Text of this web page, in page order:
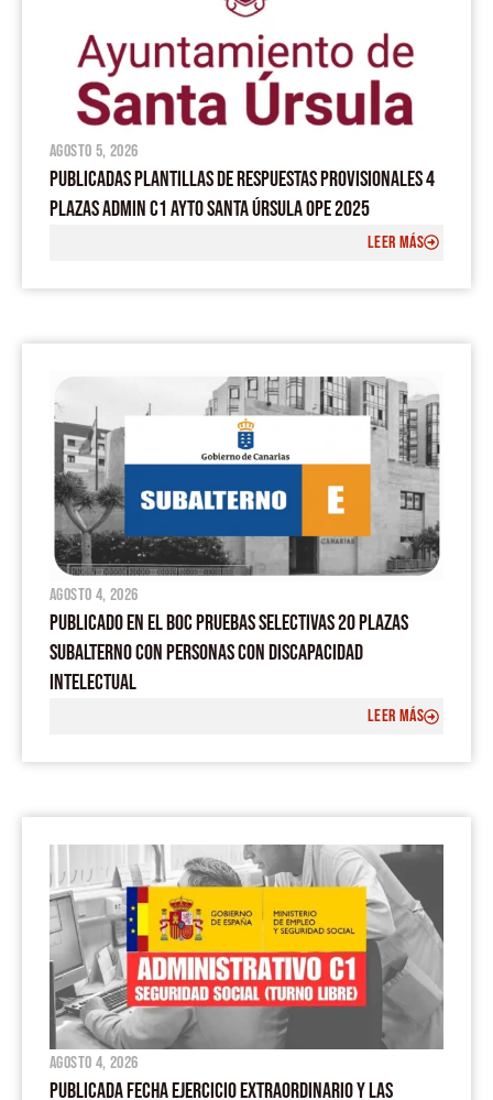
agosto 5, 2026
PUBLICADAS PLANTILLAS DE RESPUESTAS PROVISIONALES 4
PLAZAS ADMIN C1 AYTO SANTA ÚRSULA OPE 2025
LEER MÁS
agosto 4, 2026
PUBLICADO EN EL BOC PRUEBAS SELECTIVAS 20 PLAZAS
SUBALTERNO CON PERSONAS CON DISCAPACIDAD
INTELECTUAL
LEER MÁS
agosto 4, 2026
PUBLICADA FECHA EJERCICIO EXTRAORDINARIO Y LAS